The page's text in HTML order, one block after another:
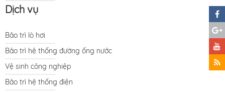
Dịch vụ
Bảo trì lò hơi
Bảo trì hệ thống đường ống nước
Vệ sinh công nghiệp
Bảo trì hệ thống điện